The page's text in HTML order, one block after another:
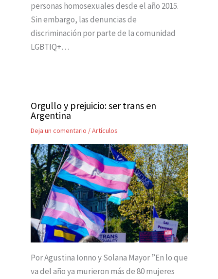
personas homosexuales desde el año 2015.
Sin embargo, las denuncias de
discriminación por parte de la comunidad
LGBTIQ+…
Orgullo y prejuicio: ser trans en
Argentina
Deja un comentario /Artículos
Por Agustina Ionno y Solana Mayor ”En lo que
va del año ya murieron más de 80 mujeres